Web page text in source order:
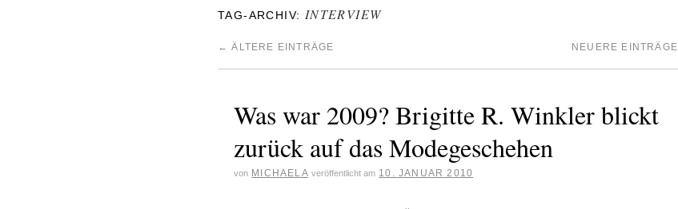
TAG-ARCHIV: INTERVIEW
← ÄLTERE EINTRÄGE NEUERE EINTRÄGE
Was war 2009? Brigitte R. Winkler blickt
zurück auf das Modegeschehen
von MICHAELA veröffentlicht am 10. JANUAR 2010